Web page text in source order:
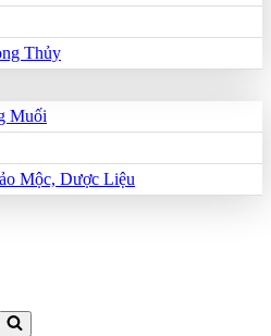
Thủy
Muối
Mộc, Dược Liệu